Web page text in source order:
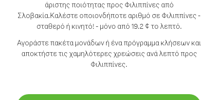
άριστης ποιότητας προς Φιλιππίνες από
Σλοβακία.Καλέστε οποιονδήποτε αριθμό σε Φιλιππίνες -
σταθερό ή κινητό! - μόνο από 19.2 ¢ το λεπτό.
Αγοράστε πακέτα μονάδων ή ένα πρόγραμμα κλήσεων και
αποκτήστε τις χαμηλότερες χρεώσεις ανά λεπτό προς
Φιλιππίνες.